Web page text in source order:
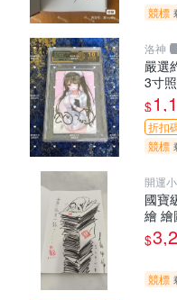
競標
洛神
嚴選
3寸
デー
$
折扣
競標
開運
國寶
繪 繪
創作
是一
$
競標